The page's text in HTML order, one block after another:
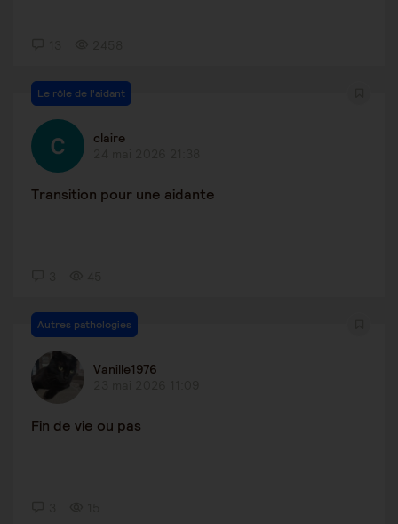
Le rôle de l'aidant
claire
Transition pour une aidante
Autres pathologies
Vanille1976
Fin de vie ou pas